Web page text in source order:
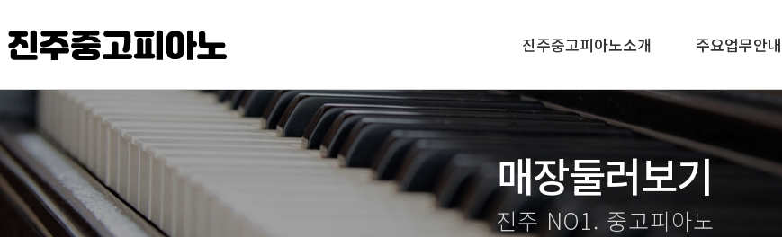
진주중고피아노소개 주요업무안내
매장둘러보기
진주 NO1. 중고피아노